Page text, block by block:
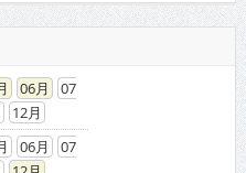
06
07
12
06
07